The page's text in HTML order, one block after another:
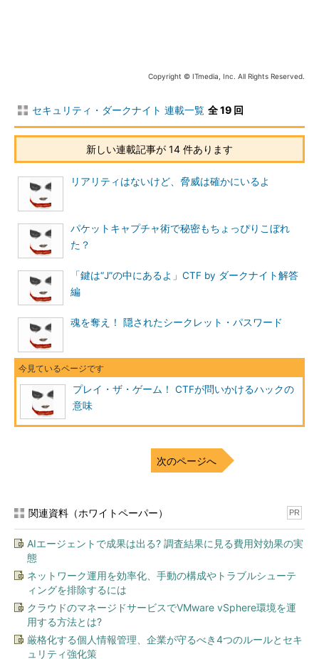
ベガス、いざDEFCON CTF決勝へ
」にお任せし、割愛させてい
▼いざラスベガス、いざDEFCON CTF決勝へ
（前・後編）
CTFの予選自体は以前から知ってはいたのだが、参加するまで
には至らなかった。今回、筆者はきっかけに恵まれ、日本連合軍
とも呼べる「sutegoma」、そして自社のメンバーで構成した
「disposable trick」という2つのチームで参加させていただい
た。連載第1回、第2回で、その予選で出題された問題を読者の皆
といっても、技術的過ぎる問題を取り上げるだけでは楽しんで
の解き方を小出しにしていくといった、ウォークスルーテイスト
で進めていこうと思う。読者の皆さんもこの記事を「読む」とい
う姿勢ではなく、読み進めながら考え「楽しむ」という姿勢で望
んでほしい。
今回、楽しんでいただく問題は以下の3問だ。
ググれば分かる？ 「Pursuits Trivial 100」
まず、第1問目の問題から見ていこう。
問題：
Name the X files episode that focuses on "a hacker con".
Copyright © ITmedia, Inc. All Rights Reserved.
セキュリティ・ダークナイト 連載一覧 全 19 回
新しい連載記事が 14 件あります
リアリティはないけど、脅威は確かにいるよ
パケットキャプチャ術で秘密もちょっぴりこぼれ
た？
「鍵は“J”の中にあるよ」CTF by ダークナイト解答
編
魂を奪え！ 隠されたシークレット・パスワード
プレイ・ザ・ゲーム！ CTFが問いかけるハックの
意味
次のページへ
関連資料（ホワイトペーパー） PR
AIエージェントで成果は出る? 調査結果に見る費用対効果の実
態
ネットワーク運用を効率化、手動の構成やトラブルシューテ
ィングを排除するには
クラウドのマネージドサービスでVMware vSphere環境を運
用する方法とは?
厳格化する個人情報管理、企業が守るべき4つのルールとセキ
ュリティ強化策